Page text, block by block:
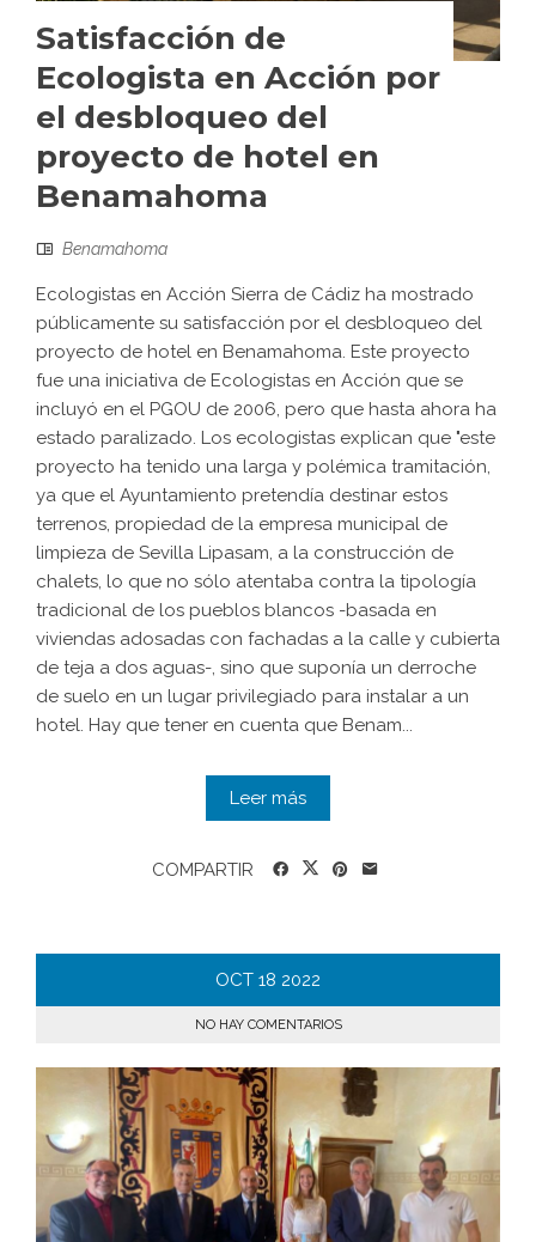
Satisfacción de
Ecologista en Acción por
el desbloqueo del
proyecto de hotel en
Benamahoma
Benamahoma
Ecologistas en Acción Sierra de Cádiz ha mostrado
públicamente su satisfacción por el desbloqueo del
proyecto de hotel en Benamahoma. Este proyecto
fue una iniciativa de Ecologistas en Acción que se
incluyó en el PGOU de 2006, pero que hasta ahora ha
estado paralizado. Los ecologistas explican que "este
proyecto ha tenido una larga y polémica tramitación,
ya que el Ayuntamiento pretendía destinar estos
terrenos, propiedad de la empresa municipal de
limpieza de Sevilla Lipasam, a la construcción de
chalets, lo que no sólo atentaba contra la tipología
tradicional de los pueblos blancos -basada en
viviendas adosadas con fachadas a la calle y cubierta
de teja a dos aguas-, sino que suponía un derroche
de suelo en un lugar privilegiado para instalar a un
hotel. Hay que tener en cuenta que Benam...
Leer más
COMPARTIR
OCT 18 2022
NO HAY COMENTARIOS